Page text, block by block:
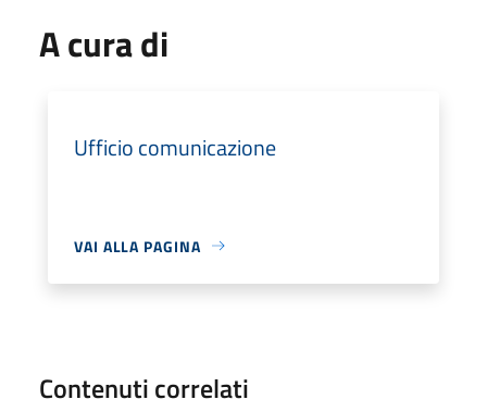
A cura di
Ufficio comunicazione
VAI ALLA PAGINA
Contenuti correlati